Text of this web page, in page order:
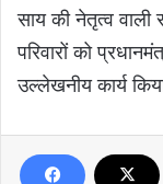
साय की नेतृत्व
परिवारों को
उल्लेखनीय कार्य